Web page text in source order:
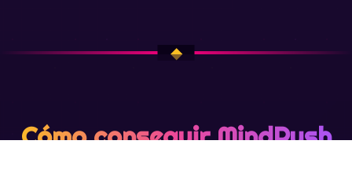
Cómo conseguir MindRush